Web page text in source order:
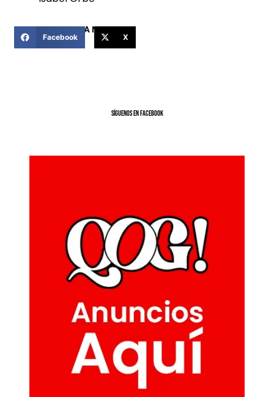
COMPARTIR ESTA NOTICIA
Facebook X
SíGUENOS EN FACEBOOK